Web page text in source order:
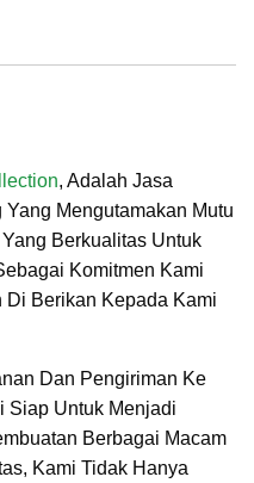
, Adalah Jasa
Mengutamakan Mutu
Berkualitas Untuk
Komitmen Kami
Di Berikan Kepada Kami
Dan Pengiriman Ke
Siap Untuk Menjadi
Berbagai Macam
Kami Tidak Hanya